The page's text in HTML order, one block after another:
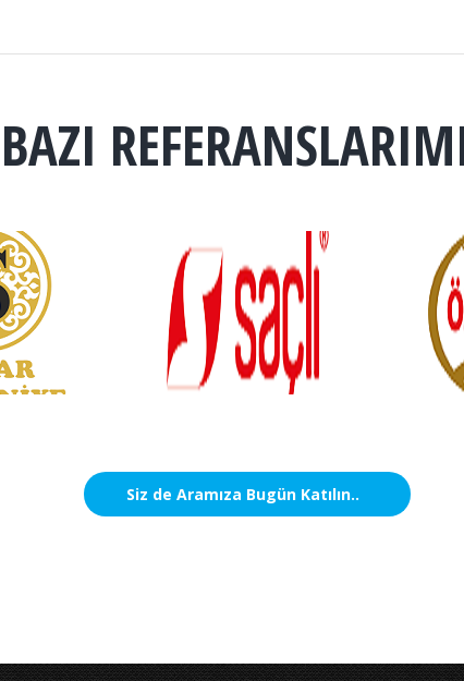
BAZI
Siz de Aramıza Bugün Katılın..